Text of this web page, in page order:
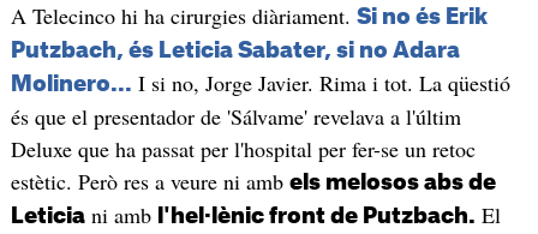
A Telecinco hi ha cirurgies diàriament. Si no és Erik
Putzbach, és Leticia Sabater, si no Adara
Molinero... I si no, Jorge Javier. Rima i tot. La qüestió
és que el presentador de 'Sálvame' revelava a l'últim
Deluxe que ha passat per l'hospital per fer-se un retoc
estètic. Però res a veure ni amb els melosos abs de
Leticiani amb l'hel·lènic front de Putzbach. El